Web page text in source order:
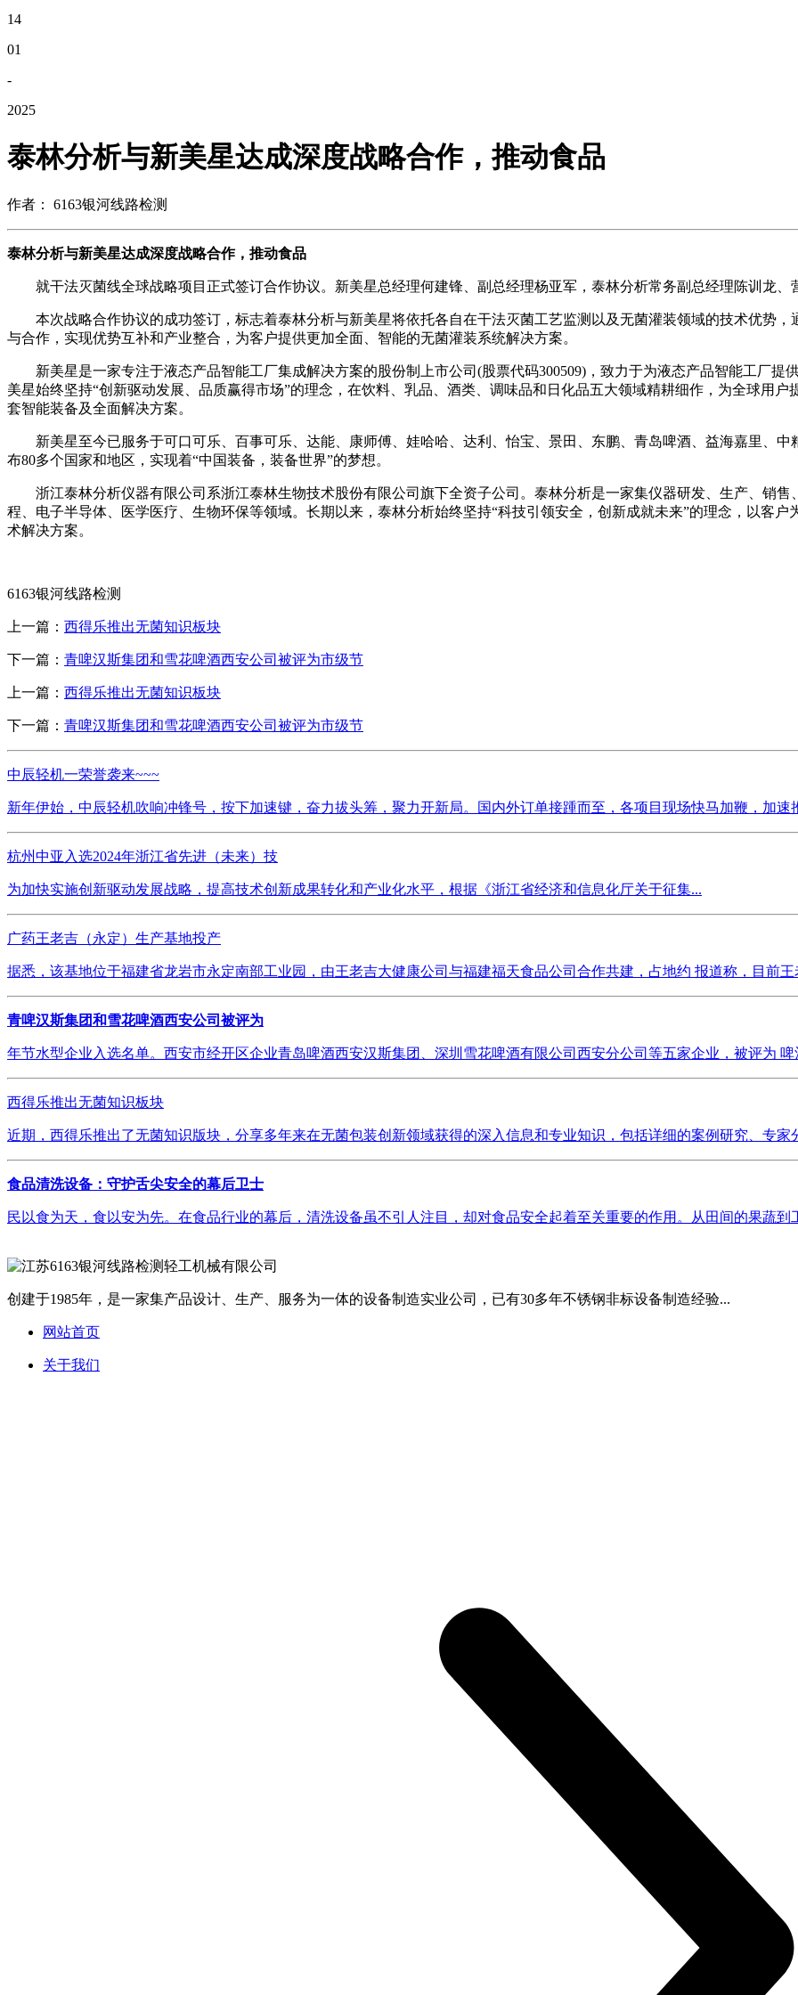
14
01
-
2025
泰林分析与新美星达成深度战略合作，推动食品
作者： 6163银河线路检测
泰林分析与新美星达成深度战略合作，推动食品
就干法灭菌线全球战略项目正式签订合作协议。新美星总经理何建锋、副总经理杨亚军，泰林分析常务副总经理陈训龙、
本次战略合作协议的成功签订，标志着泰林分析与新美星将依托各自在干法灭菌工艺监测以及无菌灌装领域的技术优势，
与合作，实现优势互补和产业整合，为客户提供更加全面、智能的无菌灌装系统解决方案。
新美星是一家专注于液态产品智能工厂集成解决方案的股份制上市公司(股票代码300509)，致力于为液态产品智能工厂提
美星始终坚持“创新驱动发展、品质赢得市场”的理念，在饮料、乳品、酒类、调味品和日化品五大领域精耕细作，为全球用
套智能装备及全面解决方案。
新美星至今已服务于可口可乐、百事可乐、达能、康师傅、娃哈哈、达利、怡宝、景田、东鹏、青岛啤酒、益海嘉里、中
布80多个国家和地区，实现着“中国装备，装备世界”的梦想。
浙江泰林分析仪器有限公司系浙江泰林生物技术股份有限公司旗下全资子公司。泰林分析是一家集仪器研发、生产、销售
程、电子半导体、医学医疗、生物环保等领域。长期以来，泰林分析始终坚持“科技引领安全，创新成就未来”的理念，以客
术解决方案。
6163银河线路检测
上一篇： 西得乐推出无菌知识板块
下一篇： 青啤汉斯集团和雪花啤酒西安公司被评为市级节
上一篇： 西得乐推出无菌知识板块
下一篇： 青啤汉斯集团和雪花啤酒西安公司被评为市级节
中辰轻机一荣誉袭来~~~
新年伊始，中辰轻机吹响冲锋号，按下加速键，奋力拔头筹，聚力开新局。国内外订单接踵而至，各项目现场快马加鞭，加速
杭州中亚入选2024年浙江省先进（未来）技
为加快实施创新驱动发展战略，提高技术创新成果转化和产业化水平，根据《浙江省经济和信息化厅关于征集...
广药王老吉（永定）生产基地投产
据悉，该基地位于福建省龙岩市永定南部工业园，由王老吉大健康公司与福建福天食品公司合作共建，占地约 报道称，目前
青啤汉斯集团和雪花啤酒西安公司被评为
年节水型企业入选名单。西安市经开区企业青岛啤酒西安汉斯集团、深圳雪花啤酒有限公司西安分公司等五家企业，被评为
西得乐推出无菌知识板块
近期，西得乐推出了无菌知识版块，分享多年来在无菌包装创新领域获得的深入信息和专业知识，包括详细的案例研究、专家
食品清洗设备：守护舌尖安全的幕后卫士
民以食为天，食以安为先。在食品行业的幕后，清洗设备虽不引人注目，却对食品安全起着至关重要的作用。从田间的果蔬到
创建于1985年，是一家集产品设计、生产、服务为一体的设备制造实业公司，已有30多年不锈钢非标设备制造经验...
网站首页
关于我们